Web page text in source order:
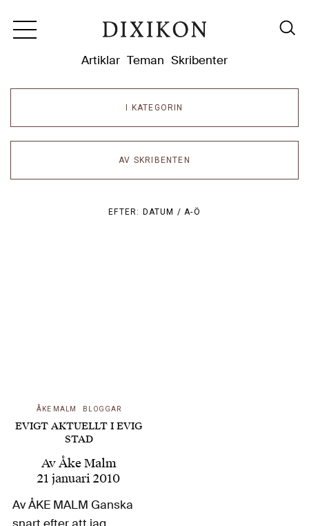
Artiklar Teman Skribenter
I KATEGORIN
AV SKRIBENTEN
EFTER: DATUM /A-Ö
ÅKE MALM BLOGGAR
EVIGT AKTUELLT I EVIG
STAD
AvÅke Malm
21 januari 2010
Av ÅKE MALM Ganska
snart efter att jag